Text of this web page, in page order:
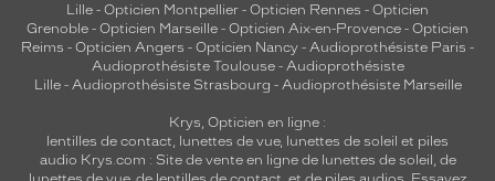
Lille - Opticien Montpellier - Opticien Rennes - Opticien
Grenoble - Opticien Marseille - Opticien Aix-en-Provence - Opticien
Reims - Opticien Angers - Opticien Nancy - Audioprothésiste Paris -
Audioprothésiste Toulouse- Audioprothésiste
Lille- Audioprothésiste Strasbourg - Audioprothésiste Marseille
Krys, Opticien en ligne :
lentilles de contact, lunettes de vue, lunettes de soleil et piles
audio Krys.com : Site de vente en ligne de lunettes de soleil, de